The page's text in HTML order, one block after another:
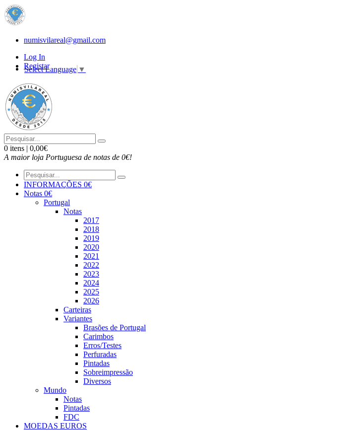
numisvilareal@gmail.com
Log In
Registar
Select Language ▼
0 itens | 0,00€
A maior loja Portuguesa de notas de 0€!
INFORMAÇÕES 0€
Notas 0€
Portugal
Notas
2017
2018
2019
2020
2021
2022
2023
2024
2025
2026
Carteiras
Variantes
Brasões de Portugal
Carimbos
Erros/Testes
Perfuradas
Pintadas
Sobreimpressão
Diversos
Mundo
Notas
Pintadas
FDC
MOEDAS EUROS